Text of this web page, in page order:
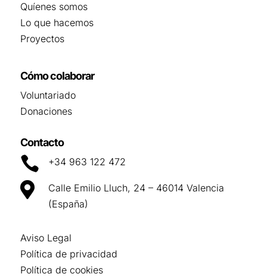
Quíenes somos
Lo que hacemos
Proyectos
Cómo colaborar
Voluntariado
Donaciones
Contacto
 +34 963 122 472

Calle Emilio Lluch, 24 – 46014 Valencia
(España)
Aviso Legal
Política de privacidad
Política de cookies